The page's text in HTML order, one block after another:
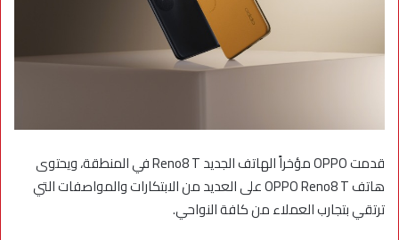
قدمت OPPO مؤخراً الهاتف الجديد Reno8 T في المنطقة، ويحتوى
هاتف OPPO Reno8 T على العديد من الابتكارات والمواصفات التي
ترتقي بتجارب العملاء من كافة النواحي.